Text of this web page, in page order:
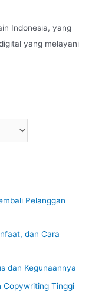
Indonesia, yang
yang melayani
Pelanggan
dan Cara
dan Kegunaannya
Copywriting Tinggi